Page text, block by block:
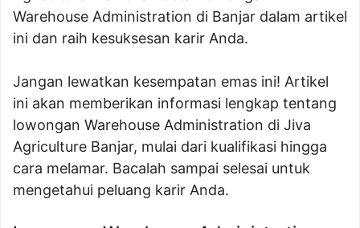
Warehouse Administration di Banjar dalam artikel
ini dan raih kesuksesan karir Anda.
Jangan lewatkan kesempatan emas ini! Artikel
ini akan memberikan informasi lengkap tentang
lowongan Warehouse Administration di Jiva
Agriculture Banjar, mulai dari kualifikasi hingga
cara melamar. Bacalah sampai selesai untuk
mengetahui peluang karir Anda.